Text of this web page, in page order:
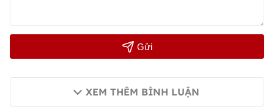
Gửi
XEM THÊM BÌNH LUẬN